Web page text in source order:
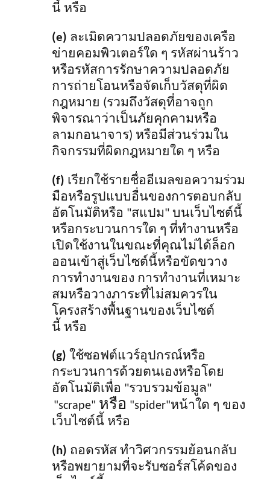
นี้ หรือ
(e) ละเมิดความปลอดภัยของเครือ
ข่ายคอมพิวเตอร์ใด ๆ รหัสผ่านร้าว
หรือรหัสการรักษาความปลอดภัย
การถ่ายโอนหรือจัดเก็บวัสดุที่ผิด
กฎหมาย (รวมถึงวัสดุที่อาจถูก
พิจารณาว่าเป็นภัยคุกคามหรือ
ลามกอนาจาร) หรือมีส่วนร่วมใน
กิจกรรมที่ผิดกฎหมายใด ๆ หรือ
(f) เรียกใช้รายชื่ออีเมลขอความร่วม
มือหรือรูปแบบอื่นของการตอบกลับ
อัตโนมัติหรือ "สแปม" บนเว็บไซต์นี้
หรือกระบวนการใด ๆ ที่ทำงานหรือ
เปิดใช้งานในขณะที่คุณไม่ได้ล็อก
ออนเข้าสู่เว็บไซต์นี้หรือขัดขวาง
การทำงานของ การทำงานที่เหมาะ
สมหรือวางภาระที่ไม่สมควรใน
โครงสร้างพื้นฐานของเว็บไซต์
นี้ หรือ
(g) ใช้ซอฟต์แวร์อุปกรณ์หรือ
กระบวนการด้วยตนเองหรือโดย
อัตโนมัติเพื่อ "รวบรวมข้อมูล"
"scrape" หรือ "spider"หน้าใด ๆ ของ
เว็บไซต์นี้ หรือ
(h) ถอดรหัส ทำวิศวกรรมย้อนกลับ
หรือพยายามที่จะรับซอร์สโค้ดของ